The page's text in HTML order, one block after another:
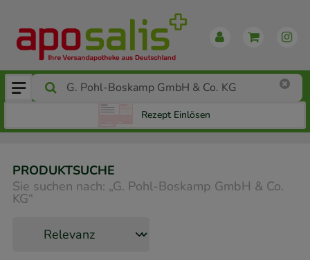
Rezept Einlösen
PRODUKTSUCHE
Sie suchen nach: „G. Pohl-Boskamp GmbH & Co.
KG“